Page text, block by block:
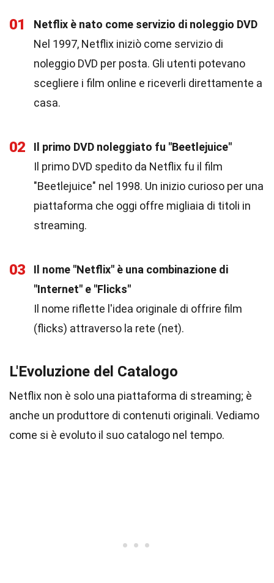
01
Netflix è nato come servizio di noleggio DVD
Nel 1997, Netflix iniziò come servizio di
noleggio DVD per posta. Gli utenti potevano
scegliere i film online e riceverli direttamente a
casa.
02
Il primo DVD noleggiato fu "Beetlejuice"
Il primo DVD spedito da Netflix fu il film
"Beetlejuice" nel 1998. Un inizio curioso per una
piattaforma che oggi offre migliaia di titoli in
streaming.
03
Il nome "Netflix" è una combinazione di
"Internet" e "Flicks"
Il nome riflette l'idea originale di offrire film
(flicks) attraverso la rete (net).
L'Evoluzione del Catalogo
Netflix non è solo una piattaforma di streaming; è
anche un produttore di contenuti originali. Vediamo
come si è evoluto il suo catalogo nel tempo.